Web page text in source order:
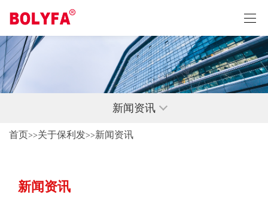
新闻资讯
首页>>关于保利发>>新闻资讯
新闻资讯